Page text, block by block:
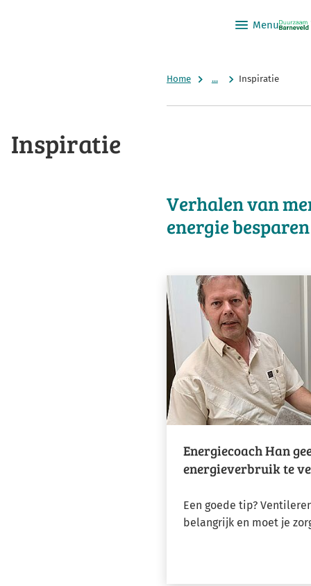
Menu
Home ... Inspiratie
Inspiratie
Verhalen van
energie
Energiecoach Han
energieverbruik te
Een goede tip?
belangrijk en moet je